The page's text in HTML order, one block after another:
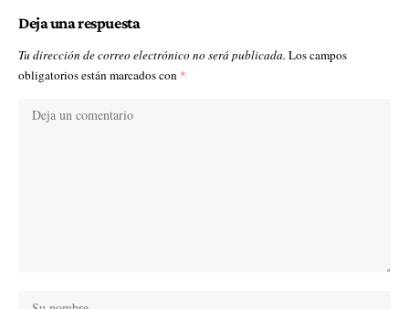
Deja una respuesta
Tu dirección de correo electrónico no será publicada. Los campos
obligatorios están marcados con *